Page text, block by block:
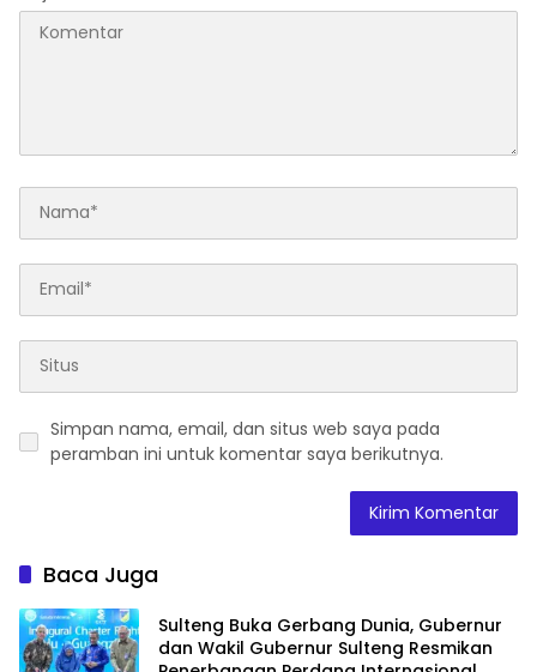
Simpan nama, email, dan situs web saya pada
peramban ini untuk komentar saya berikutnya.
Baca Juga
Sulteng Buka Gerbang Dunia, Gubernur
dan Wakil Gubernur Sulteng Resmikan